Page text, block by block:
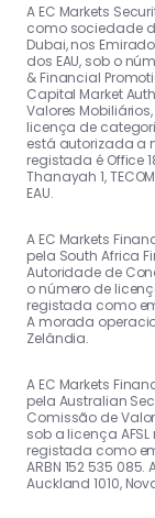
A EC Markets
como sociedade
Dubai, nos
dos EAU, sob o
& Financial
Capital Market
Valores
licença de
está autorizada a
registada é Office
Thanayah 1,
EAU.
A EC Markets
pela South Africa
Autoridade de
o número de
registada como
A morada
Zelândia.
A EC Markets
pela Australian
Comissão de
sob a licença AFSL
registada como
ARBN 152 535 085.
Auckland 1010,